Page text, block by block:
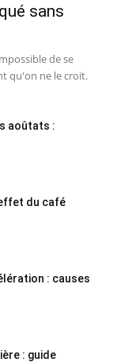
sans
de se
qu'on ne le croit.
aoûtats :
du café
: causes
: guide